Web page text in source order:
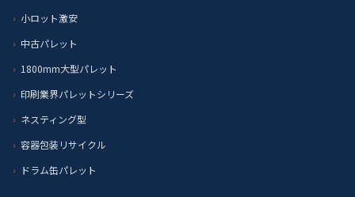
小ロット激安
中古パレット
1800mm大型パレット
印刷業界パレットシリーズ
ネスティング型
容器包装リサイクル
ドラム缶パレット